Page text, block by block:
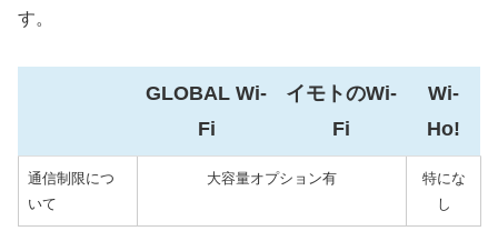
す。
GLOBAL Wi-
Fi
イモトのWi-
Fi
Wi-
Ho!
通信制限につ
いて
大容量オプション有
特にな
し